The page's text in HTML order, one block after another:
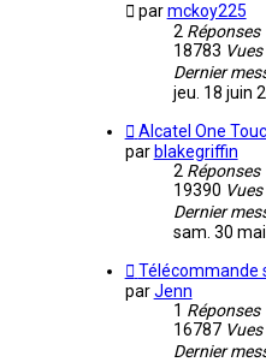
parmckoy225
2 Réponses
18783 Vues
Dernier
jeu. 18 juin
Alcatel One
par blakegriffin
2 Réponses
19390 Vues
Dernier
sam. 30
Télécommande
parJenn
1 Réponses
16787 Vues
Dernier